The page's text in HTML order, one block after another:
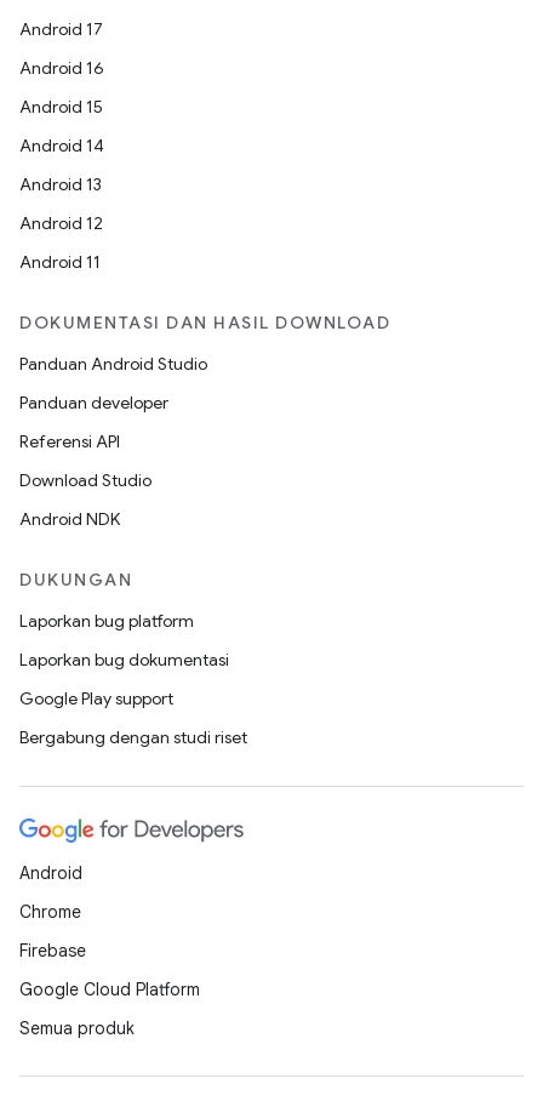
Android 17
Android 16
Android 15
Android 14
Android 13
Android 12
Android 11
DOKUMENTASI DAN HASIL DOWNLOAD
Panduan Android Studio
Panduan developer
Referensi API
Download Studio
Android NDK
DUKUNGAN
Laporkan bug platform
Laporkan bug dokumentasi
Google Play support
Bergabung dengan studi riset
Android
Chrome
Firebase
Google Cloud Platform
Semua produk